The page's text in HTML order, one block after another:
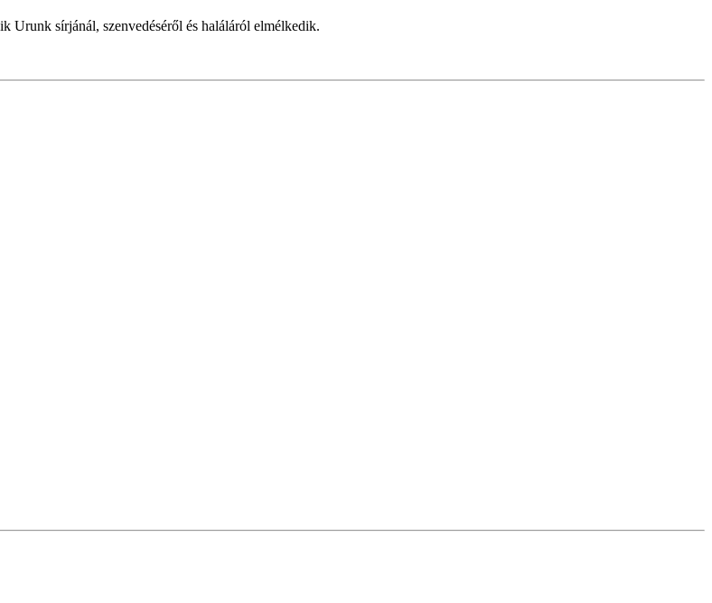
Urunk sírjánál, szenvedéséről és haláláról elmélkedik.